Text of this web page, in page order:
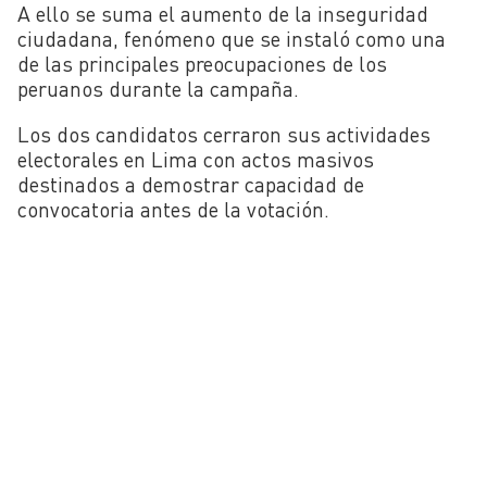
A ello se suma el aumento de la inseguridad
ciudadana, fenómeno que se instaló como una
de las principales preocupaciones de los
peruanos durante la campaña.
Los dos candidatos cerraron sus actividades
electorales en Lima con actos masivos
destinados a demostrar capacidad de
convocatoria antes de la votación.